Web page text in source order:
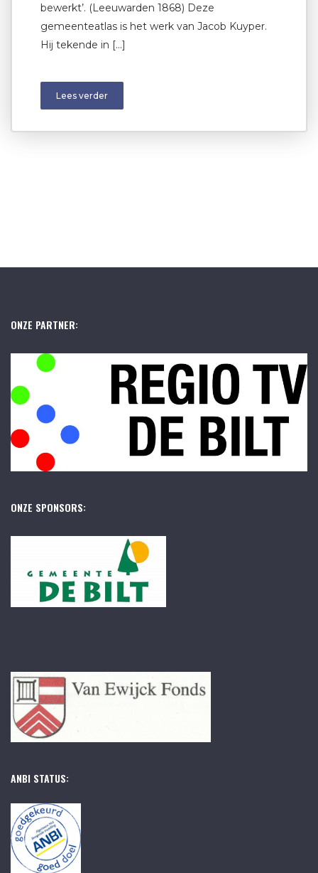
bewerkt’. (Leeuwarden 1868) Deze
gemeenteatlas is het werk van Jacob Kuyper.
Hij tekende in […]
Lees verder
ONZE PARTNER:
ONZE SPONSORS:
ANBI STATUS: